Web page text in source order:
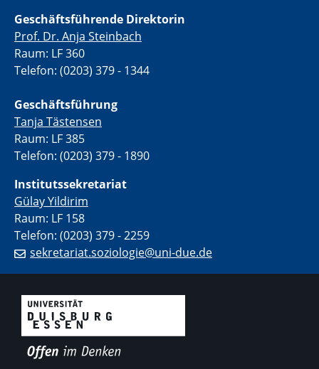
Geschäftsführende Direktorin
Prof. Dr. Anja Steinbach
Raum: LF 360
Telefon: (0203) 379 - 1344
Geschäftsführung
Tanja Tästensen
Raum: LF 385
Telefon: (0203) 379 - 1890
Institutssekretariat
Gülay Yildirim
Raum: LF 158
Telefon: (0203) 379 - 2259
sekretariat.soziologie@uni-due.de